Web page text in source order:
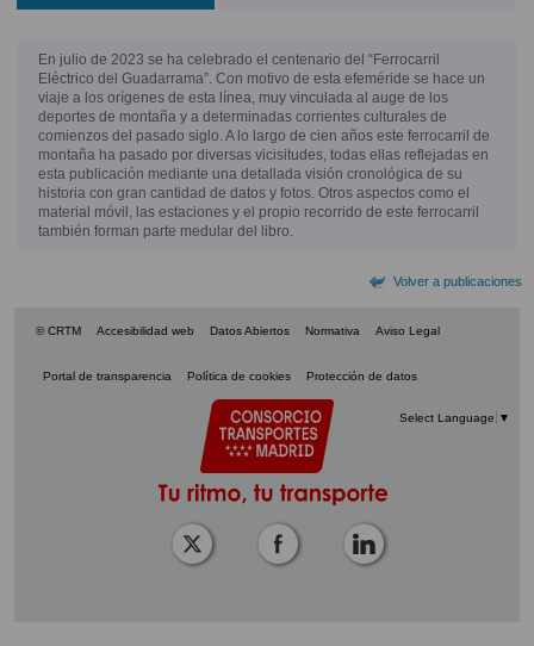
En julio de 2023 se ha celebrado el centenario del “Ferrocarril
Eléctrico del Guadarrama”. Con motivo de esta efeméride se hace un
viaje a los orígenes de esta línea, muy vinculada al auge de los
deportes de montaña y a determinadas corrientes culturales de
comienzos del pasado siglo. A lo largo de cien años este ferrocarril de
montaña ha pasado por diversas vicisitudes, todas ellas reflejadas en
esta publicación mediante una detallada visión cronológica de su
historia con gran cantidad de datos y fotos. Otros aspectos como el
material móvil, las estaciones y el propio recorrido de este ferrocarril
también forman parte medular del libro.
Volver a publicaciones
© CRTM Accesibilidad web Datos Abiertos Normativa Aviso Legal
Portal de transparencia Política de cookies Protección de datos
Select Language ▼